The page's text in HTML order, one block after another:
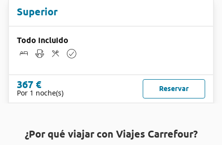
Superior
Todo incluido
367 €
Por 1 noche(s) Reservar
¿Por qué viajar con Viajes Carrefour?